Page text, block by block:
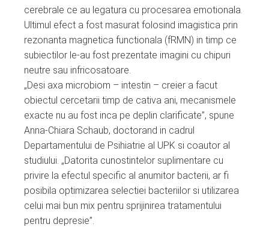
cerebrale ce au legatura cu procesarea emotionala.
Ultimul efect a fost masurat folosind imagistica prin
rezonanta magnetica functionala (fRMN) in timp ce
subiectilor le-au fost prezentate imagini cu chipuri
neutre sau infricosatoare.
„Desi axa microbiom – intestin – creier a facut
obiectul cercetarii timp de cativa ani, mecanismele
exacte nu au fost inca pe deplin clarificate”, spune
Anna-Chiara Schaub, doctorand in cadrul
Departamentului de Psihiatrie al UPK si coautor al
studiului. „Datorita cunostintelor suplimentare cu
privire la efectul specific al anumitor bacterii, ar fi
posibila optimizarea selectiei bacteriilor si utilizarea
celui mai bun mix pentru sprijinirea tratamentului
pentru depresie”.